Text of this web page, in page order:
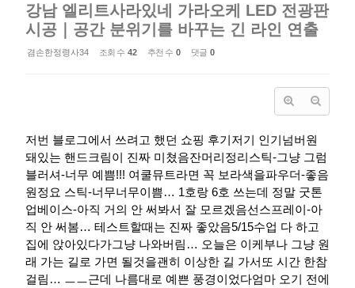
강남 엘리트사라있네 가라오케 LED 전광판
시공｜공간 분위기를 바꾸는 긴 라인 연출
겸손한정령사34 조회 수 42 추천 수 0 댓글 0
저번 블로그에서 쓰려고 했던 쇼핑 후기저기 인기넘버원
돼있는 핸드크림이 진짜 미쳤음잔머리정리스틱-그냥 그럼
블러셔-너무 예쁨!!! 여쿨뮤트라면 꼭 보라색을파우더-좋음
원정요 스틱-너무너무이쁨… 1호랑 6호 쓰는데 정말 굿톤
업베이스-아직 거의 안 써봐서 잘 모르겠음선스프레이-아
직 안 써봄… 테스트할때는 진짜 좋았음​5/15수업 다 하고
집에 앉아있다가그냥 나와버림… 오늘은 이케부나 그냥 원
래 가는 길로 가면 될것을괜히 이상한 길 가서또 시간 한참
걸림… ㅡㅡ근데 나름대로 예쁜 풍경이었다​엄마 오기 전에